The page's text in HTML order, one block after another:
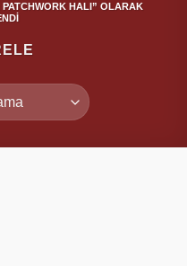
HALI” OLARAK